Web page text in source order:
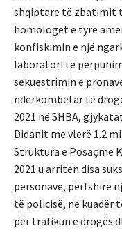
shqiptare të zbatimit
homologët e tyre
konfiskimin e një
laboratori të
sekuestrimin e
ndërkombëtar të
2021 në SHBA,
Didanit me vlerë 1.2
Struktura e Posaçme
2021 u arritën disa
personave, përfshirë
të policisë, në kuadër
për trafikun e drogës